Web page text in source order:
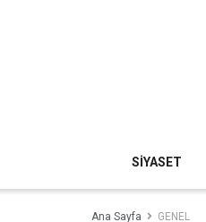
SİYASET
Ana Sayfa GENEL